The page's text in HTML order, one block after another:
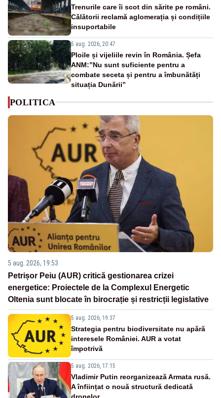
Trenurile care îi scot din sărite pe români.
Călătorii reclamă aglomerația și condițiile
insuportabile
5 aug. 2026, 20:47
Ploile și vijeliile revin în România. Șefa
ANM:”Nu sunt suficiente pentru a
combate seceta și pentru a îmbunătăți
situația Dunării”
POLITICA
5 aug. 2026, 19:53
Petrișor Peiu (AUR) critică gestionarea crizei
energetice: Proiectele de la Complexul Energetic
Oltenia sunt blocate în birocrație și restricții legislative
5 aug. 2026, 19:37
Strategia pentru biodiversitate nu apără
interesele României. AUR a votat
împotrivă
5 aug. 2026, 17:15
Vladimir Putin reorganizează Armata rusă.
A înființat o nouă structură dedicată